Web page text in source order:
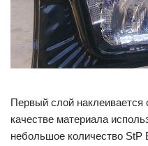
Первый слой наклеивается
качестве материала
небольшое количество StP